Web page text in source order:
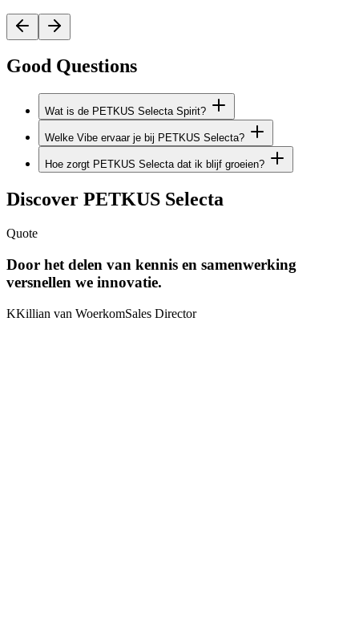
Good Questions
Wat is de PETKUS Selecta Spirit?
Welke Vibe ervaar je bij PETKUS Selecta?
Hoe zorgt PETKUS Selecta dat ik blijf groeien?
Discover PETKUS Selecta
Quote
Door het delen van kennis en samenwerking
versnellen we innovatie.
KKillian van WoerkomSales Director